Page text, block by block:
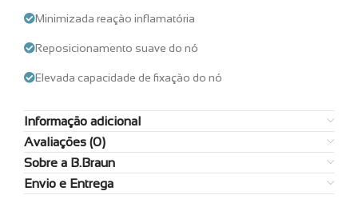
Minimizada reação inflamatória
Reposicionamento suave do nó
Elevada capacidade de fixação do nó
Informação adicional
Avaliações (0)
Sobre a B.Braun
Envio e Entrega